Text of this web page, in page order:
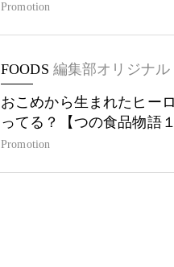
Promotion
FOODS 編集部オリジナル
おこめから生まれたヒー
ってる？【つの食品物語１
Promotion